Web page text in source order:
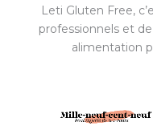
Leti Gluten Free,
professionnels et
alimentation